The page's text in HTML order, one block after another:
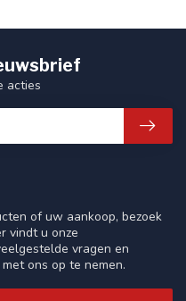
of uw aankoop, bezoek
vindt u onze
vragen en
ons op te nemen.
acties